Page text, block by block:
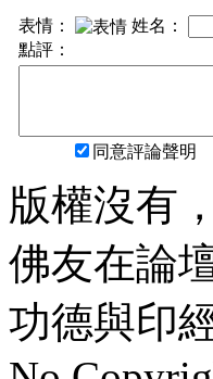
表情： 姓名：
點評：
同意評論聲明
版權沒有
佛友在論
功德與印